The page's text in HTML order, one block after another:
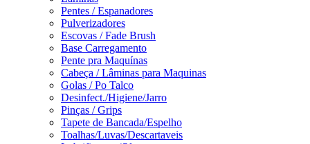
Pentes / Espanadores
Pulverizadores
Escovas / Fade Brush
Base Carregamento
Pente pra Maquínas
Cabeça / Lâminas para Maquinas
Golas / Po Talco
Desinfect./Higiene/Jarro
Pinças / Grips
Tapete de Bancada/Espelho
Toalhas/Luvas/Descartaveis